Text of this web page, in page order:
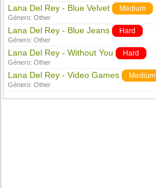
Lana Del Rey - Blue Velvet Medium
Género:Other
Lana Del Rey - Blue Jeans Hard
Género:Other
Lana Del Rey - Without You Hard
Género:Other
Lana Del Rey - Video Games Medium
Género:Other